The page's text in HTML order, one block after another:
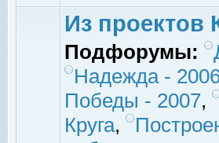
Из проектов
Подфорумы:
Надежда -
Победы - 2007,
Круга,